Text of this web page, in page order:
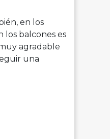
en los
los balcones es
agradable
una